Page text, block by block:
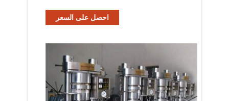
احصل على السعر